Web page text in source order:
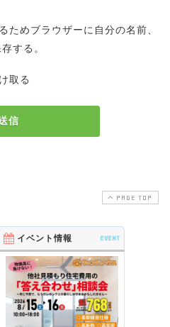
ためブラウザーに自分の名前、
する。
取る
PAGE TOP
イベント情報 EVENT